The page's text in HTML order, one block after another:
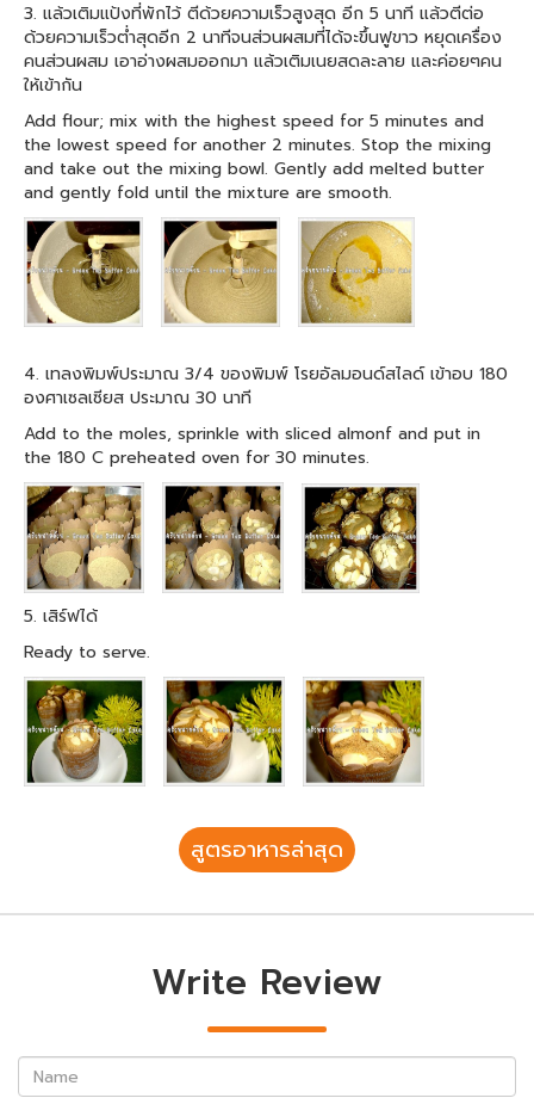
3. แล้วเติมแป้งที่พักไว้ ตีด้วยความเร็วสูงสุด อีก 5 นาที แล้วตีต่อ
ด้วยความเร็วต่ำสุดอีก 2 นาทีจนส่วนผสมที่ได้จะขึ้นฟูขาว หยุดเครื่อง
คนส่วนผสม เอาอ่างผสมออกมา แล้วเติมเนยสดละลาย และค่อยๆคน
ให้เข้ากัน
Add flour; mix with the highest speed for 5 minutes and
the lowest speed for another 2 minutes. Stop the mixing
and take out the mixing bowl. Gently add melted butter
and gently fold until the mixture are smooth.
4. เทลงพิมพ์ประมาณ 3/4 ของพิมพ์ โรยอัลมอนด์สไลด์ เข้าอบ 180
องศาเซลเซียส ประมาณ 30 นาที
Add to the moles, sprinkle with sliced almonf and put in
the 180 C preheated oven for 30 minutes.
5. เสิร์ฟได้
Ready to serve.
สูตรอาหารล่าสุด
Write Review
Name